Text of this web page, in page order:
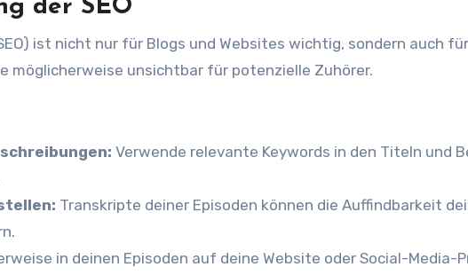
der SEO
ist nicht nur für Blogs und Websites wichtig, sondern auch
möglicherweise unsichtbar für potenzielle Zuhörer.
Verwende relevante Keywords in den Titeln und
Transkripte deiner Episoden können die Auffindbarkeit
in deinen Episoden auf deine Website oder Social-Media-